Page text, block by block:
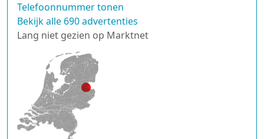
Telefoonnummer tonen
Bekijk alle 690 advertenties
Lang niet gezien op Marktnet